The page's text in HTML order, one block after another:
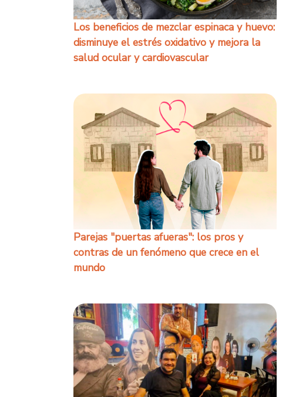
Los beneficios de mezclar espinaca y huevo:
disminuye el estrés oxidativo y mejora la
salud ocular y cardiovascular
Parejas "puertas afueras": los pros y
contras de un fenómeno que crece en el
mundo